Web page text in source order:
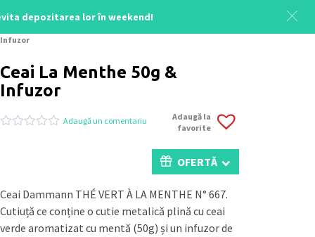
depozitarea lor în weekend!
Infuzor
Ceai La Menthe 50g &
Infuzor
pe
a
evaluări
Adaugă un comentariu
Adaugă la
favorite
OFERTĂ
Ceai Dammann THÉ VERT À LA MENTHE N° 667.
Cutiuță ce conține o cutie metalică plină cu ceai
verde aromatizat cu mentă (50g) și un infuzor de